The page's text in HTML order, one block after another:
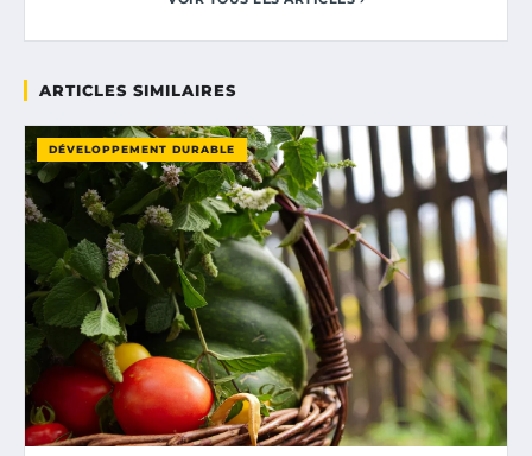
ARTICLES SIMILAIRES
DÉVELOPPEMENT DURABLE